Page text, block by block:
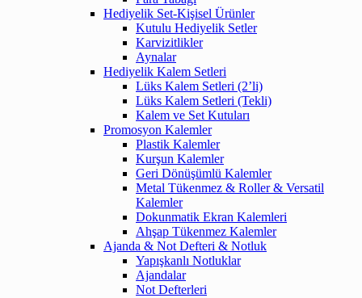
Hediyelik Set-Kişisel Ürünler
Kutulu Hediyelik Setler
Karvizitlikler
Aynalar
Hediyelik Kalem Setleri
Lüks Kalem Setleri (2’li)
Lüks Kalem Setleri (Tekli)
Kalem ve Set Kutuları
Promosyon Kalemler
Plastik Kalemler
Kurşun Kalemler
Geri Dönüşümlü Kalemler
Metal Tükenmez & Roller & Versatil
Kalemler
Dokunmatik Ekran Kalemleri
Ahşap Tükenmez Kalemler
Ajanda & Not Defteri & Notluk
Yapışkanlı Notluklar
Ajandalar
Not Defterleri